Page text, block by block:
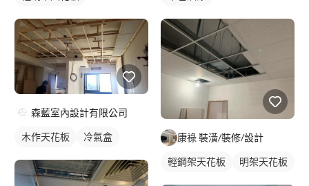
森藍室內設計有限公司
木作天花板 冷氣盒 康祿 裝潢/裝修/設計
輕鋼架天花板 明架天花板